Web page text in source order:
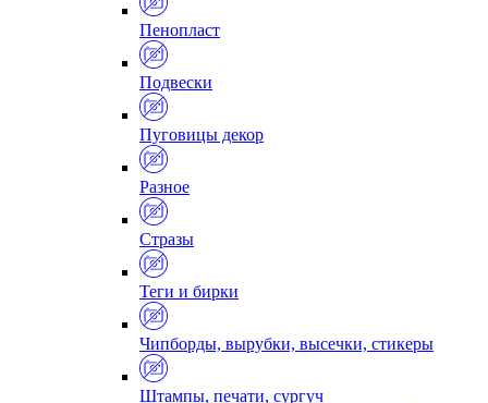
Пенопласт
Подвески
Пуговицы декор
Разное
Стразы
Теги и бирки
Чипборды, вырубки, высечки, стикеры
Штампы, печати, сургуч